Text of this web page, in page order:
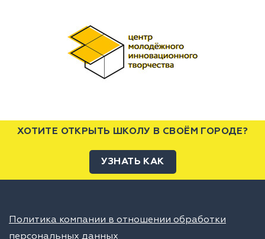
ХОТИТЕ ОТКРЫТЬ ШКОЛУ В СВОЁМ ГОРОДЕ?
УЗНАТЬ КАК
Политика компании в отношении обработки
персональных данных